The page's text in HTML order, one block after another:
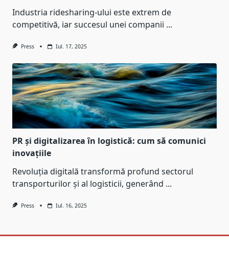
Industria ridesharing-ului este extrem de
competitivă, iar succesul unei companii ...
Press Iul. 17, 2025
PR și digitalizarea în logistică: cum să comunici
inovațiile
Revoluția digitală transformă profund sectorul
transporturilor și al logisticii, generând ...
Press Iul. 16, 2025